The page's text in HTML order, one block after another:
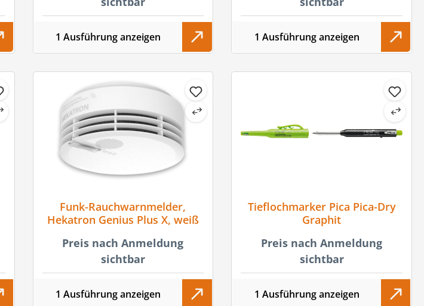
1 Ausführung anzeigen 1 Ausführung anzeigen
Funk-Rauchwarnmelder,
Hekatron Genius Plus X, weiß
Preis nach Anmeldung
sichtbar
1 Ausführung anzeigen
Tieflochmarker Pica Pica-Dry
Graphit
Preis nach Anmeldung
sichtbar
1 Ausführung anzeigen